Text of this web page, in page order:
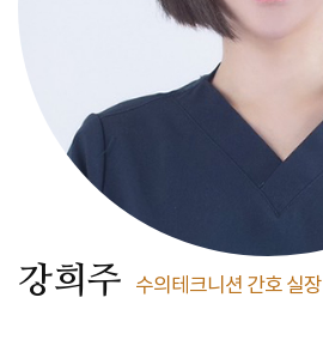
강희주 수의테크니션 간호 실장